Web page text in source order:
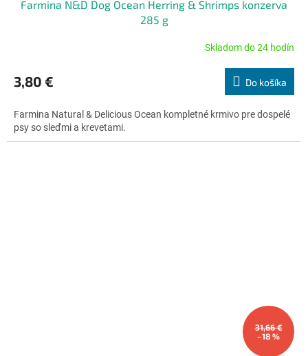
Farmina N&D Dog Ocean Herring & Shrimps konzerva
285 g
produktu
je
z
5
hviezdičiek.
Skladom do 24 hodín
3,80 € Do košíka
Farmina Natural & Delicious Ocean kompletné krmivo pre dospelé
psy so sleďmi a krevetami.
31,66 €
–18 %